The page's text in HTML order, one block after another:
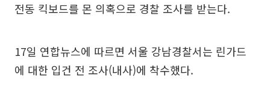
전동 킥보드를 몬 의혹으로 경찰 조사를 받는다.
17일 연합뉴스에 따르면 서울 강남경찰서는 린가드
에 대한 입건 전 조사(내사)에 착수했다.